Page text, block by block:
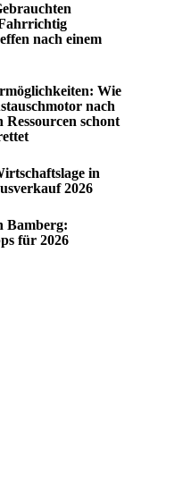
nach einem
Wie
nach
Ressourcen schont
in
2026
Bamberg:
für 2026